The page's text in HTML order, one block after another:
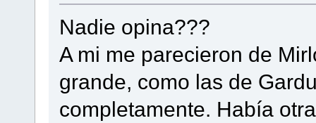
Nadie opina???
A mi me parecieron de
grande, como las de
completamente. Había